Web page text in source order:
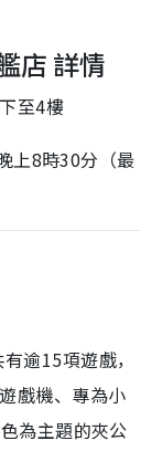
店 詳情
至4樓
上8時30分（最
逾15項遊戲，
戲機、專為小
為主題的夾公